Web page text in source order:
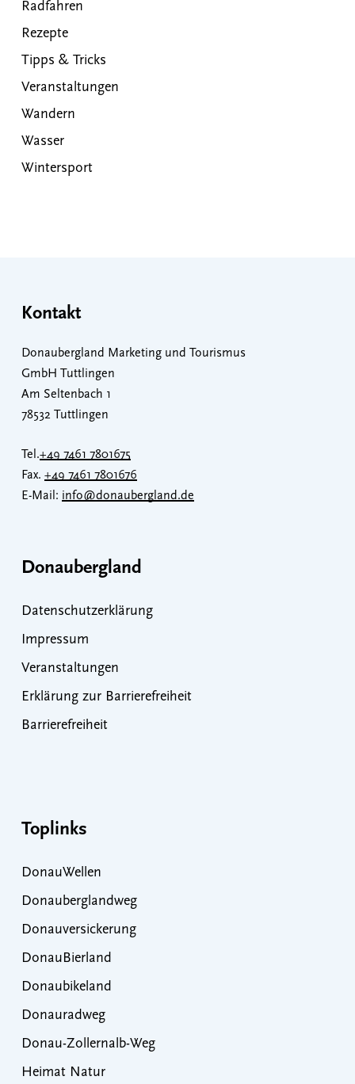
Radfahren
Rezepte
Tipps & Tricks
Veranstaltungen
Wandern
Wasser
Wintersport
Kontakt
Donaubergland Marketing und Tourismus
GmbH Tuttlingen
Am Seltenbach 1
78532 Tuttlingen
Tel.+49 7461 7801675
Fax. +49 7461 7801676
E-Mail: info@donaubergland.de
Donaubergland
Datenschutzerklärung
Impressum
Veranstaltungen
Erklärung zur Barrierefreiheit
Barrierefreiheit
Toplinks
DonauWellen
Donauberglandweg
Donauversickerung
DonauBierland
Donaubikeland
Donauradweg
Donau-Zollernalb-Weg
Heimat Natur